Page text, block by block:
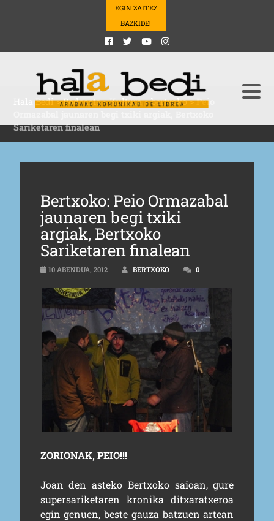
EGIN ZAITEZ
BAZKIDE!
Hala Bedi>Podcasts>Kultura>bertxoko>Peio
Sariketaren finalean
Bertxoko: Peio Ormazabal
jaunaren begi txiki
argiak, Bertxoko
Sariketaren finalean
10 ABENDUA, 2012 BERTXOKO 0
ZORIONAK, PEIO!!!
Joan den asteko Bertxoko saioan, gure
supersariketaren kronika ditxaratxeroa
egin genuen, beste gauza batzuen artean